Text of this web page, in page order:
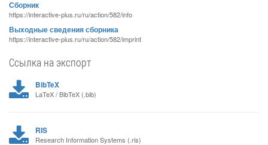
Сборник
https://interactive-plus.ru/ru/action/582/info
Выходные сведения сборника
https://interactive-plus.ru/ru/action/582/imprint
Ссылка на экспорт
BibTeX
LaTeX / BibTeX (.bib)
RIS
Research Information Systems (.ris)